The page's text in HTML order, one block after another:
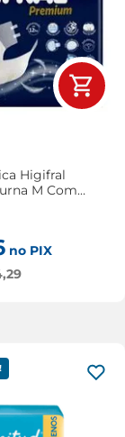
Higifral
M Com
no PIX
,29